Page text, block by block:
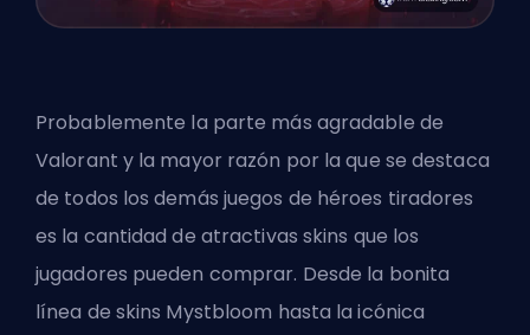
Probablemente la parte más agradable de
Valorant y la mayor razón por la que se destaca
de todos los demás juegos de héroes tiradores
es la cantidad de atractivas skins que los
jugadores pueden comprar. Desde la bonita
línea de skins Mystbloom hasta la icónica